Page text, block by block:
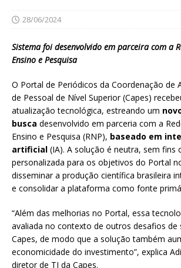
28/06/2024
Sistema foi desenvolvido em parceira com a
Ensino e Pesquisa
O Portal de Periódicos da Coordenação de
de Pessoal de Nível Superior (Capes)
atualização tecnológica, estreando um
busca desenvolvido em parceria com a
Ensino e Pesquisa (RNP), baseado em
artificial (IA). A solução é neutra, sem fins
personalizada para os objetivos do Portal
disseminar a produção científica brasileira
e consolidar a plataforma como fonte
“Além das melhorias no Portal, essa
avaliada no contexto de outros desafios de
Capes, de modo que a solução também
economicidade do investimento”, explica
diretor de TI da Capes.